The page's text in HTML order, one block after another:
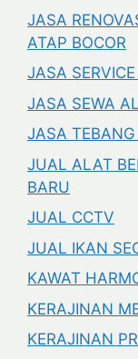
JASA
ATAP BOCOR
JASA
JASA SEWA
JASA
JUAL ALAT
BARU
JUAL CCTV
JUAL IKAN
KAWAT
KERAJINAN
KERAJINAN